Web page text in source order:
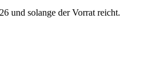
und solange der Vorrat reicht.